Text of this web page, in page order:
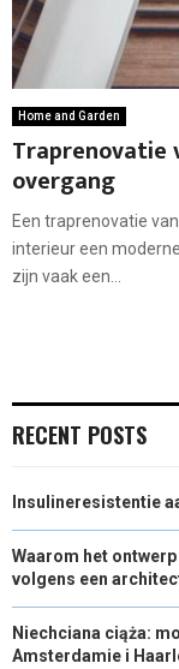
Home and Garden
Traprenovatie
overgang
Een traprenovatie
interieur een
zijn vaak een...
RECENT POSTS
Insulineresistentie
Waarom het
volgens een
Niechciana ciąża:
Amsterdamie i